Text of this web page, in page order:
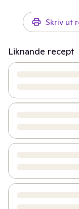
Skriv ut
Liknande recept